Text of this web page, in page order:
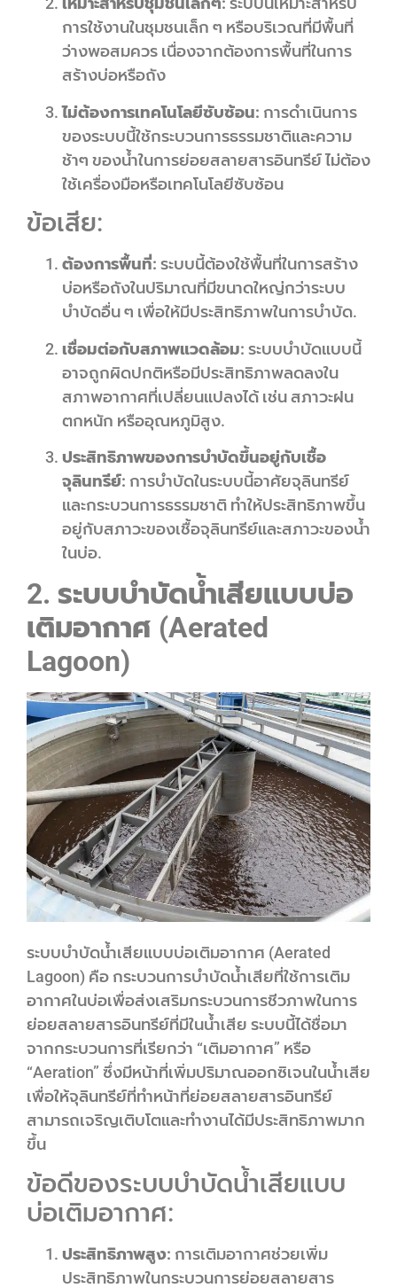
การใช้งานในชุมชนเล็ก ๆ หรือบริเวณที่มีพื้นที่
ว่างพอสมควร เนื่องจากต้องการพื้นที่ในการ
สร้างบ่อหรือถัง
ไม่ต้องการเทคโนโลยีซับซ้อน: การดำเนินการ
ของระบบนี้ใช้กระบวนการธรรมชาติและความ
ช้าๆ ของน้ำในการย่อยสลายสารอินทรีย์ ไม่ต้อง
ใช้เครื่องมือหรือเทคโนโลยีซับซ้อน
ข้อเสีย:
ต้องการพื้นที่: ระบบนี้ต้องใช้พื้นที่ในการสร้าง
บ่อหรือถังในปริมาณที่มีขนาดใหญ่กว่าระบบ
บำบัดอื่น ๆ เพื่อให้มีประสิทธิภาพในการบำบัด.
เชื่อมต่อกับสภาพแวดล้อม: ระบบบำบัดแบบนี้
อาจถูกผิดปกติหรือมีประสิทธิภาพลดลงใน
สภาพอากาศที่เปลี่ยนแปลงได้ เช่น สภาวะฝน
ตกหนัก หรืออุณหภูมิสูง.
ประสิทธิภาพของการบำบัดขึ้นอยู่กับเชื้อ
จุลินทรีย์: การบำบัดในระบบนี้อาศัยจุลินทรีย์
และกระบวนการธรรมชาติ ทำให้ประสิทธิภาพขึ้น
อยู่กับสภาวะของเชื้อจุลินทรีย์และสภาวะของน้ำ
ในบ่อ.
2. ระบบบำบัดน้ำเสียแบบบ่อ
เติมอากาศ (Aerated
Lagoon)
ระบบบำบัดน้ำเสียแบบบ่อเติมอากาศ (Aerated
Lagoon) คือ กระบวนการบำบัดน้ำเสียที่ใช้การเติม
อากาศในบ่อเพื่อส่งเสริมกระบวนการชีวภาพในการ
ย่อยสลายสารอินทรีย์ที่มีในน้ำเสีย ระบบนี้ได้ชื่อมา
จากกระบวนการที่เรียกว่า “เติมอากาศ” หรือ
“Aeration” ซึ่งมีหน้าที่เพิ่มปริมาณออกซิเจนในน้ำเสีย
เพื่อให้จุลินทรีย์ที่ทำหน้าที่ย่อยสลายสารอินทรีย์
สามารถเจริญเติบโตและทำงานได้มีประสิทธิภาพมาก
ขึ้น
ข้อดีของระบบบำบัดน้ำเสียแบบ
บ่อเติมอากาศ:
ประสิทธิภาพสูง: การเติมอากาศช่วยเพิ่ม
ประสิทธิภาพในกระบวนการย่อยสลายสาร